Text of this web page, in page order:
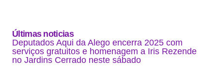
Últimas noticias
Deputados Aqui da Alego encerra 2025 com
serviços gratuitos e homenagem a Iris Rezende
no Jardins Cerrado neste sábado